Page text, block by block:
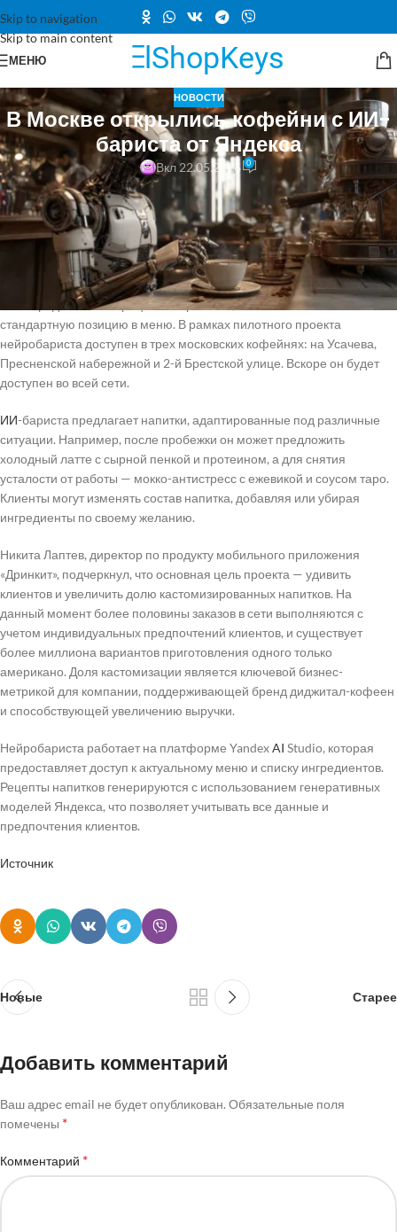
Skip to navigation
Skip to main content
МЕНЮ
НОВОСТИ
В Москве открылись кофейни с ИИ-
бариста от Яндекса
Вкл 22.05.2026 0
Сеть кофеен «Дринкит» в сотрудничестве с Yandex B2B Tech
представила инновационного нейробариста. По информации от
представителей Яндекса, это первый в России ИИ-агент, способный
создавать уникальные напитки, ориентируясь на настроение и
предпочтения клиентов. Чтобы воспользоваться этой услугой,
достаточно описать желаемый напиток в мобильном приложении.
Если предложенный рецепт понравится, его можно заказать как
стандартную позицию в меню. В рамках пилотного проекта
нейробариста доступен в трех московских кофейнях: на Усачева,
Пресненской набережной и 2-й Брестской улице. Вскоре он будет
доступен во всей сети.
ИИ-бариста предлагает напитки, адаптированные под различные
ситуации. Например, после пробежки он может предложить
холодный латте с сырной пенкой и протеином, а для снятия
усталости от работы — мокко-антистресс с ежевикой и соусом таро.
Клиенты могут изменять состав напитка, добавляя или убирая
ингредиенты по своему желанию.
Никита Лаптев, директор по продукту мобильного приложения
«Дринкит», подчеркнул, что основная цель проекта — удивить
клиентов и увеличить долю кастомизированных напитков. На
данный момент более половины заказов в сети выполняются с
учетом индивидуальных предпочтений клиентов, и существует
более миллиона вариантов приготовления одного только
американо. Доля кастомизации является ключевой бизнес-
метрикой для компании, поддерживающей бренд диджитал-кофеен
и способствующей увеличению выручки.
Нейробариста работает на платформе YandexAI Studio, которая
предоставляет доступ к актуальному меню и списку ингредиентов.
Рецепты напитков генерируются с использованием генеративных
моделей Яндекса, что позволяет учитывать все данные и
предпочтения клиентов.
Источник
Новые Старее
Добавить комментарий
Ваш адрес email не будет опубликован. Обязательные поля
помечены *
Комментарий *